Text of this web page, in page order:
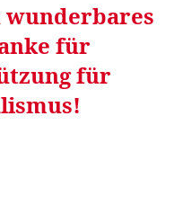
wunderbares
für
für